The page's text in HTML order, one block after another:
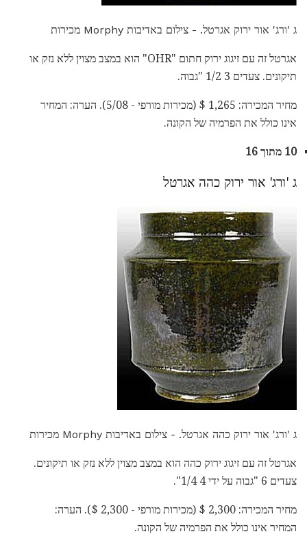
ג 'ורג' אור ירוק אגרטל. - צילום באדיבות Morphy מכירות
אגרטל זה עם זיגוג ירוק חתום "OHR" הוא במצב מצוין ללא נזק או
תיקונים. צעדים 3 1/2 "גבוה.
מחיר המכירה: 1,265 $ (מכירות מורפי - 5/08). הערה: המחיר
אינו כולל את הפרמיה של הקונה.
10 מתוך 16
ג 'ורג' אור ירוק כהה אגרטל
ג 'ורג' אור ירוק כהה אגרטל. - צילום באדיבות Morphy מכירות
אגרטל זה עם זיגוג ירוק כהה הוא במצב מצוין ללא נזק או תיקונים.
צעדים 6 "גבוה על ידי 4 1/4".
מחיר המכירה: 2,300 $ (מכירות מורפי - 2,300 $). הערה:
המחיר אינו כולל את הפרמיה של הקונה.